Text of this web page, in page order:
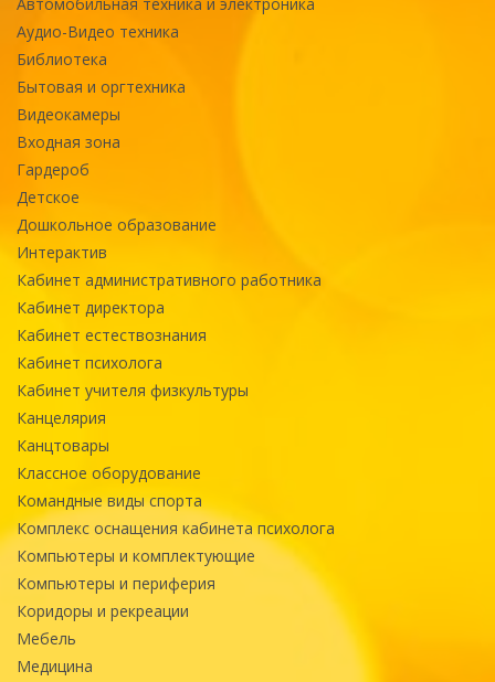
Аудио-Видео техника
Библиотека
Бытовая и оргтехника
Видеокамеры
Входная зона
Гардероб
Детское
Дошкольное образование
Интерактив
Кабинет административного работника
Кабинет директора
Кабинет естествознания
Кабинет психолога
Кабинет учителя физкультуры
Канцелярия
Канцтовары
Классное оборудование
Командные виды спорта
Комплекс оснащения кабинета психолога
Компьютеры и комплектующие
Компьютеры и периферия
Коридоры и рекреации
Мебель
Медицина